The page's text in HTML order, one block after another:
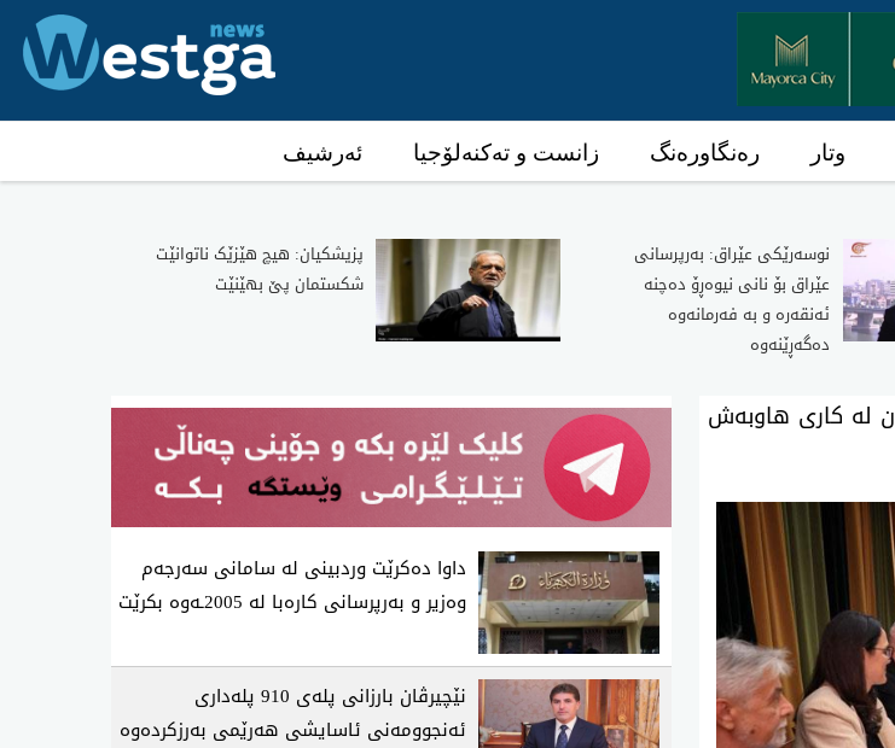
وتار رەنگاورەنگ زانست و تەکنەلۆجیا ئەرشیف
نوسەرێکی عێراق: بەرپرسانی
عێراق بۆ نانی نیوەڕۆ دەچنە
ئەنقەرە و بە فەرمانەوە
دەگەڕێنەوە
پزیشکیان: هیچ هێزێک ناتوانێت
شکستمان پێ بهێنێت
له‌ كاری‌ هاوبه‌ش
داوا دەکرێت وردبینی لە سامانی سەرجەم
وەزیر و بەرپرسانی کارەبا لە 2005ـەوە بکرێت
نێچیرڤان بارزانی پلەی 910 پلەداری
ئەنجوومەنی ئاسایشی هەرێمی بەرزکردەوە